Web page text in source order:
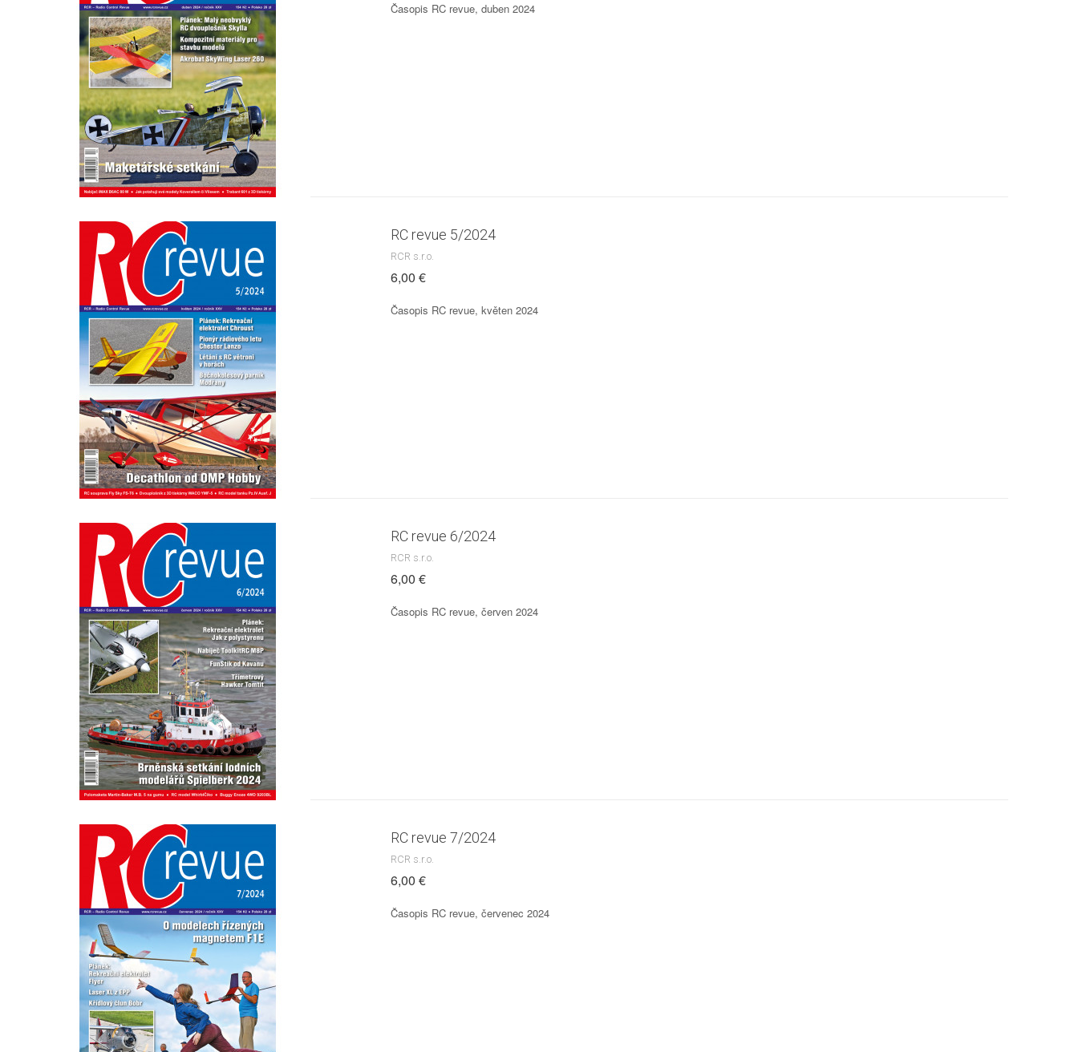
Časopis RC revue, duben 2024
RC revue 5/2024
RCR s.r.o.
6,00 €
Časopis RC revue, květen 2024
RC revue 6/2024
RCR s.r.o.
6,00 €
Časopis RC revue, červen 2024
RC revue 7/2024
RCR s.r.o.
6,00 €
Časopis RC revue, červenec 2024